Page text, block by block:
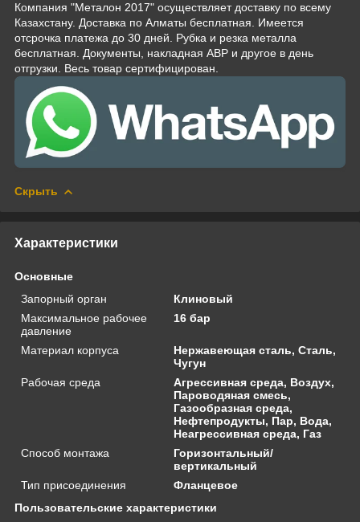
Компания "Металон 2017" осуществляет доставку по всему
Казахстану. Доставка по Алматы бесплатная. Имеется
отсрочка платежа до 30 дней. Рубка и резка металла
бесплатная. Документы, накладная АВР и другое в день
отгрузки. Весь товар сертифицирован.
Скрыть
Характеристики
Основные
Запорный орган
Клиновый
Максимальное рабочее
давление
16 бар
Материал корпуса
Нержавеющая сталь, Сталь,
Чугун
Рабочая среда
Агрессивная среда, Воздух,
Пароводяная смесь,
Газообразная среда,
Нефтепродукты, Пар, Вода,
Неагрессивная среда, Газ
Способ монтажа
Горизонтальный/
вертикальный
Тип присоединения
Фланцевое
Пользовательские характеристики